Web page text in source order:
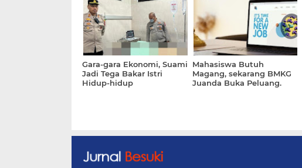
Gara-gara Ekonomi, Suami
Jadi Tega Bakar Istri
Hidup-hidup
Mahasiswa Butuh
Magang, sekarang BMKG
Juanda Buka Peluang.